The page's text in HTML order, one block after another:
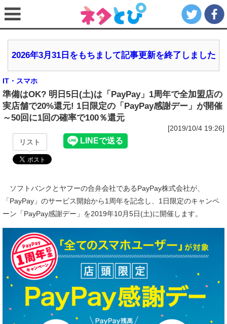
2026年3月31日をもちまして記事更新を終了しました
IT・スマホ
準備はOK? 明日5日(土)は「PayPay」1周年で全加盟店の
実店舗で20%還元! 1日限定の「PayPay感謝デー」が開催
～50回に1回の確率で100％還元
[2019/10/4 19:26]
リスト
ソフトバンクとヤフーの合弁会社であるPayPay株式会社が、
「PayPay」のサービス開始から1周年を記念し、1日限定のキャンペ
ーン「PayPay感謝デー」を2019年10月5日(土)に開催します。